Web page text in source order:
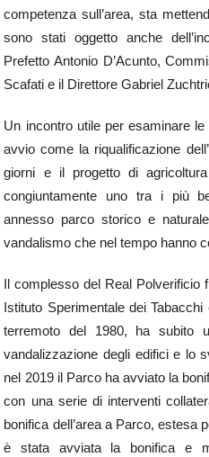
competenza sull’area, sta
sono stati oggetto anche
Prefetto Antonio D’Acunto,
Scafati e il Direttore Gabriel
Un incontro utile per esaminare
avvio come la riqualificazione
giorni e il progetto di
congiuntamente uno tra i più
annesso parco storico e
vandalismo che nel tempo hanno
Il complesso del Real Polverificio
Istituto Sperimentale dei
terremoto del 1980, ha subito
vandalizzazione degli edifici e lo
nel 2019 il Parco ha avviato la
con una serie di interventi
bonifica dell’area a Parco, estesa
è stata avviata la bonifica e